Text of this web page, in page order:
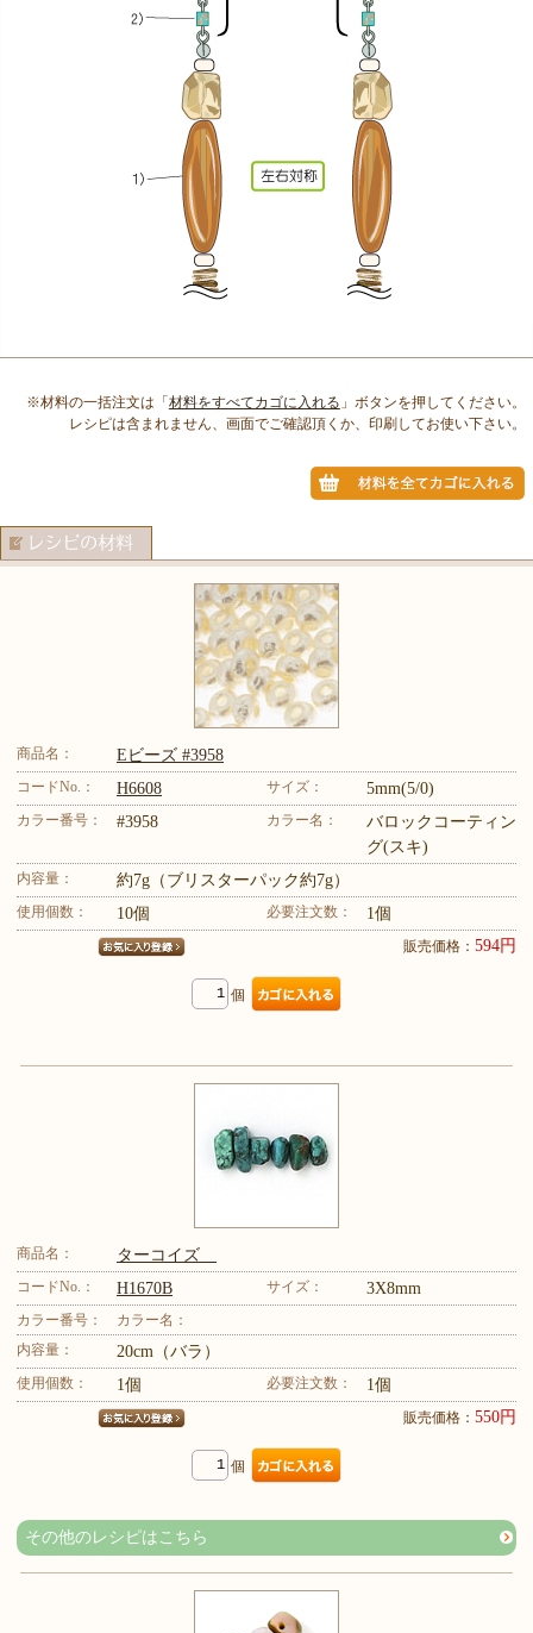
※材料の一括注文は「材料をすべてカゴに入れる 」ボタンを押してください。
レシピは含まれません、画面でご確認頂くか、印刷してお使い下さい。
商品名： Eビーズ #3958
コードNo.： H6608 サイズ： 5mm(5/0)
カラー番号： #3958 カラー名：
バロックコーティン
グ(スキ)
内容量： 約7g（ブリスターパック約7g）
使用個数： 10個 必要注文数： 1個
販売価格： 594円
個
商品名： ターコイズ
コードNo.： H1670B サイズ： 3X8mm
カラー番号：
カラー名：
内容量：
20cm（バラ）
使用個数： 1個 必要注文数： 1個
販売価格： 550円
個
その他のレシピはこちら